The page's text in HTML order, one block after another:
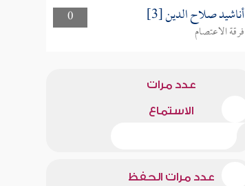
0
أناشيد صلاح الدين [3]
فرقة الاعتصام
عدد مرات
الاستماع
عدد مرات الحفظ